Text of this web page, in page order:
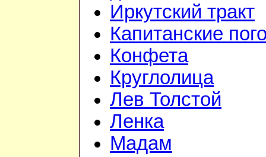
Иркутский тракт
Капитанские
Конфета
Круглолица
Лев Толстой
Ленка
Мадам